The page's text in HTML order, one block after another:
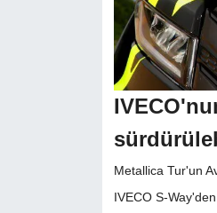
Metallica Tur'un
IVECO S-